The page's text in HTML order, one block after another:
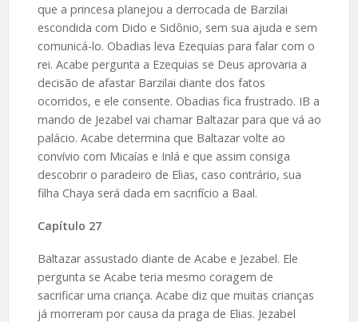
que a princesa planejou a derrocada de Barzilai
escondida com Dido e Sidônio, sem sua ajuda e sem
comunicá-lo. Obadias leva Ezequias para falar com o
rei. Acabe pergunta a Ezequias se Deus aprovaria a
decisão de afastar Barzilai diante dos fatos
ocorridos, e ele consente. Obadias fica frustrado. IB a
mando de Jezabel vai chamar Baltazar para que vá ao
palácio. Acabe determina que Baltazar volte ao
convívio com Micaías e Inlá e que assim consiga
descobrir o paradeiro de Elias, caso contrário, sua
filha Chaya será dada em sacrifício a Baal.
Capítulo 27
Baltazar assustado diante de Acabe e Jezabel. Ele
pergunta se Acabe teria mesmo coragem de
sacrificar uma criança. Acabe diz que muitas crianças
já morreram por causa da praga de Elias. Jezabel